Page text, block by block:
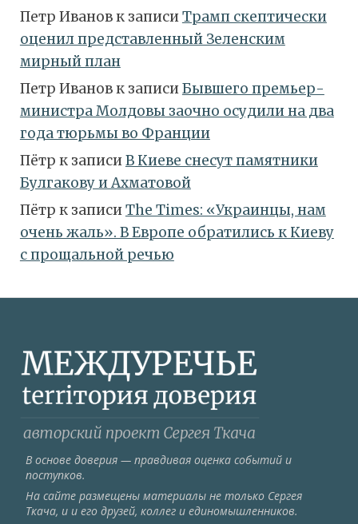
Петр Ивановк записиТрамп скептически
оценил представленный Зеленским
мирный план
Петр Ивановк записиБывшего премьер-
министра Молдовы заочно осудили на два
года тюрьмы во Франции
Пётр к записиВ Киеве снесут памятники
Булгакову и Ахматовой
Пётр к записиТhe Times: «Украинцы, нам
очень жаль». В Европе обратились к Киеву
с прощальной речью
В основе доверия — правдивая оценка событий и
поступков.
На сайте размещены материалы не только Сергея
Ткача, и и его друзей, коллег и единомышленников.